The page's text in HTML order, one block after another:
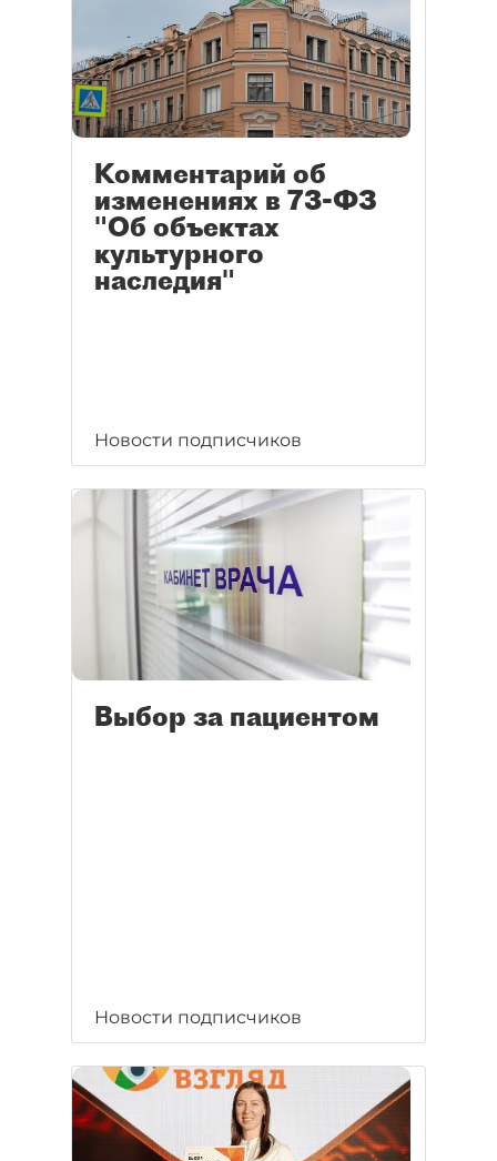
Комментарий об
изменениях в 73-ФЗ
"Об объектах
культурного
наследия"
Новости подписчиков
Выбор за пациентом
Новости подписчиков